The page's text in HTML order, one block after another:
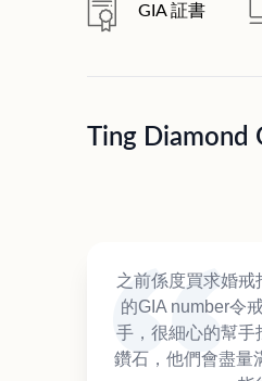
GIA 証書
Ting
之前係度買求婚戒
的GIA number令
手，很細心的幫手
鑽石，他們會盡量